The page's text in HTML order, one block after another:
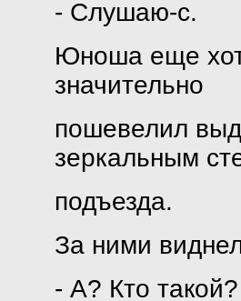
- Слушаю-с.
Юноша еще
значительно
пошевелил
зеркальным
подъезда.
За ними
- А? Кто